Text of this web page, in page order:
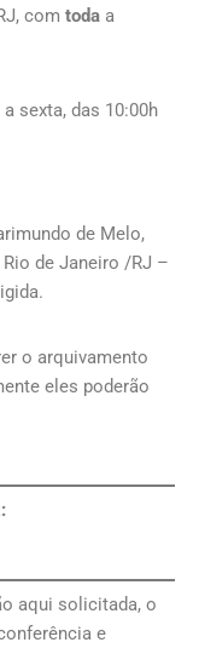
com toda a
sexta, das 10:00h
de Melo,
de Janeiro /RJ –
o arquivamento
eles poderão
aqui solicitada, o
e